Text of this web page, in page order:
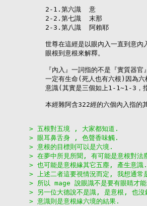
    2-1.第六識  意
    2-2.第七識  末那
    2-3.第八識  阿賴耶
世尊在這經是以眼內入一直到意
    眼根到意根來解釋。
『內入』一詞指的不是『實質器官
一定有生命(死人也有六根)因為六
意識(其實是三個如上1-1~1-3，
本經雜阿含322經的六個內入指的
> 五根對五境 , 大家都知道.
> 眼耳鼻舌身 , 色聲香味觸.
> 意根的目標則可以是六境.
> 在夢中所見所聞, 有可能是意根對
> 也可能是意根緣其它五塵, 產生意識.
> 上述二者這要視情況而定, 我想通常
> 所以 mage 說眼識不是要有眼睛才
> 另一位大德說不是識, 是意根, 也
> 意識則是意根緣六境的結果.